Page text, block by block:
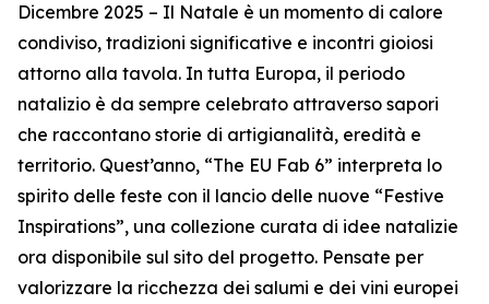
Dicembre 2025 – Il Natale è un momento di calore
condiviso, tradizioni significative e incontri gioiosi
attorno alla tavola. In tutta Europa, il periodo
natalizio è da sempre celebrato attraverso sapori
che raccontano storie di artigianalità, eredità e
territorio. Quest’anno, “The EU Fab 6” interpreta lo
spirito delle feste con il lancio delle nuove “Festive
Inspirations”, una collezione curata di idee natalizie
ora disponibile sul sito del progetto. Pensate per
valorizzare la ricchezza dei salumi e dei vini europei